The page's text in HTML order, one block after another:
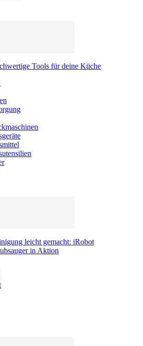
Tools für deine Küche
leicht gemacht: iRobot
in Aktion